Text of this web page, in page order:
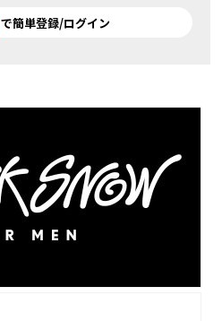
で簡単登録/ログイン